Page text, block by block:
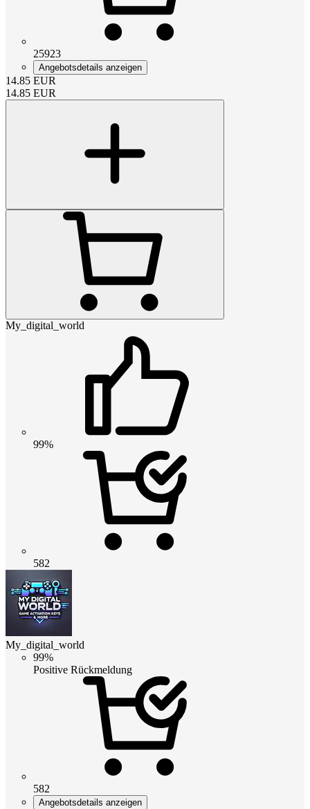
25923
Angebotsdetails anzeigen
14.85 EUR
14.85 EUR
My_digital_world
99%
582
My_digital_world
99%
Positive Rückmeldung
582
Angebotsdetails anzeigen